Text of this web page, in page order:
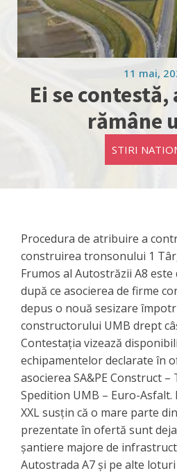
11 mai,
Ei se
rămâne
STIRI
Procedura de atribuire a
construirea tronsonului 1
Frumos al Autostrăzii A8
după ce asocierea de firme
depus o nouă sesizare
constructorului UMB drept
Contestația vizează
echipamentelor declarate în
asocierea SA&PE Construct
Spedition UMB – Euro-
XXL susțin că o mare parte
prezentate în ofertă sunt
șantiere majore de
Autostrada A7 și pe alte loturi